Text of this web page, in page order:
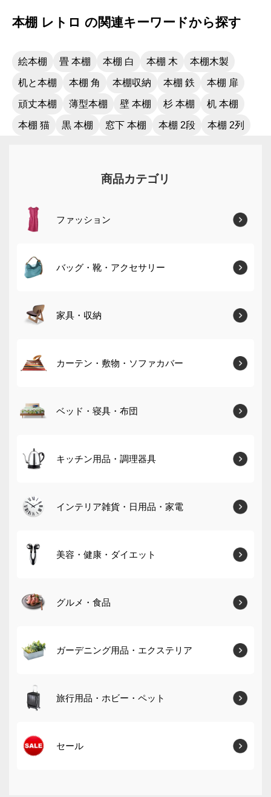
本棚 レトロ の関連キーワードから探す
絵本棚 畳 本棚 本棚 白 本棚 木 本棚木製
机と本棚 本棚 角 本棚収納 本棚 鉄 本棚 扉
頑丈本棚 薄型本棚 壁 本棚 杉 本棚 机 本棚
本棚 猫 黒 本棚 窓下 本棚 本棚 2段 本棚 2列
商品カテゴリ
ファッション
バッグ・靴・アクセサリー
家具・収納
カーテン・敷物・ソファカバー
ベッド・寝具・布団
キッチン用品・調理器具
インテリア雑貨・日用品・家電
美容・健康・ダイエット
グルメ・食品
ガーデニング用品・エクステリア
旅行用品・ホビー・ペット
セール